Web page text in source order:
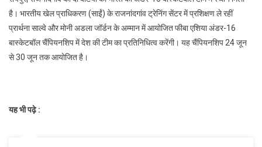
की
अंडर-16
बास्केटबॉल
टीम
है। भारतीय खेल प्राधिकरण (साईं) के राजनांदगांव ट्रेनिंग सेंटर में प्रशिक्षण ले रहीं
प्रार्थना साल्वे और मोनी अडला जॉर्डन के अम्मान में आयोजित फीबा एशिया अंडर-16
बास्केटबॉल चैंपियनशिप में देश की टीम का प्रतिनिधित्व करेंगी। यह चैंपियनशिप 24 जून
से 30 जून तक आयोजित है।
यह भी पढ़े :